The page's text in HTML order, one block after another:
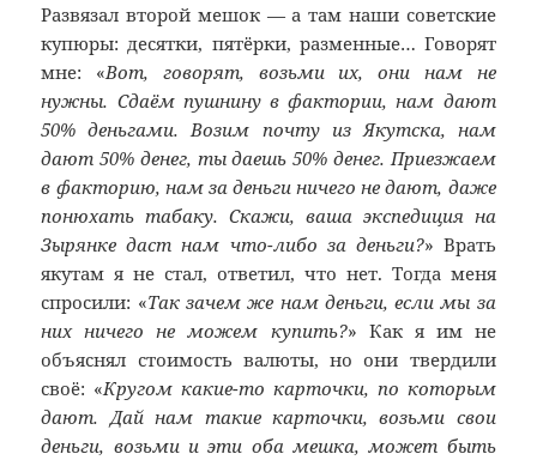
Развязал второй мешок — а там наши советские
купюры: десятки, пятёрки, разменные… Говорят
мне: «Вот, говорят, возьми их, они нам не
нужны. Сдаём пушнину в фактории, нам дают
50% деньгами. Возим почту из Якутска, нам
дают 50% денег, ты даешь 50% денег. Приезжаем
в факторию, нам за деньги ничего не дают, даже
понюхать табаку. Скажи, ваша экспедиция на
Зырянке даст нам что-либо за деньги?» Врать
якутам я не стал, ответил, что нет. Тогда меня
спросили: «Так зачем же нам деньги, если мы за
них ничего не можем купить?» Как я им не
объяснял стоимость валюты, но они твердили
своё: «Кругом какие-то карточки, по которым
дают. Дай нам такие карточки, возьми свои
деньги, возьми и эти оба мешка, может быть